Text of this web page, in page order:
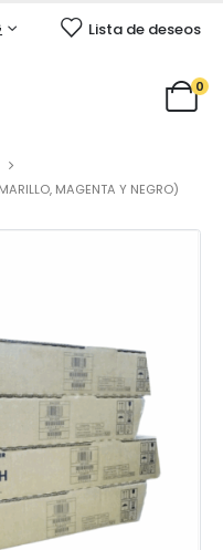
Lista de deseos
0
MAGENTA Y NEGRO)